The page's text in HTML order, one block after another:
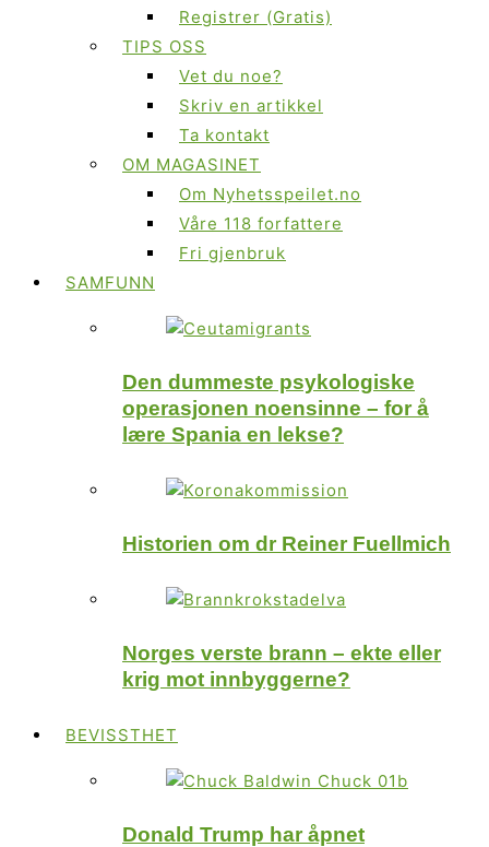
Registrer (Gratis)
TIPS OSS
Vet du noe?
Skriv en artikkel
Ta kontakt
OM MAGASINET
Om Nyhetsspeilet.no
Våre 118 forfattere
Fri gjenbruk
SAMFUNN
Den dummeste psykologiske
operasjonen noensinne – for å
lære Spania en lekse?
Historien om dr Reiner Fuellmich
Norges verste brann – ekte eller
krig mot innbyggerne?
BEVISSTHET
Donald Trump har åpnet